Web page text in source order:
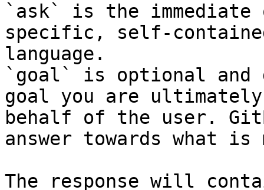
`ask` is the
specific, self-
language.
`goal` is optional and
goal you are
behalf of the user.
answer towards what
The response will